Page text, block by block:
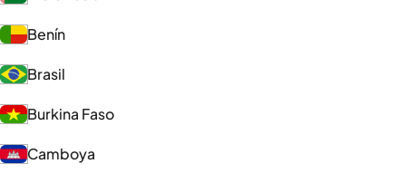
Benín
Brasil
Burkina Faso
Camboya